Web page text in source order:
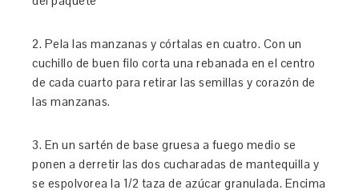
2. Pela las manzanas y córtalas en cuatro. Con un
cuchillo de buen filo corta una rebanada en el centro
de cada cuarto para retirar las semillas y corazón de
las manzanas.
3. En un sartén de base gruesa a fuego medio se
ponen a derretir las dos cucharadas de mantequilla y
se espolvorea la 1/2 taza de azúcar granulada. Encima